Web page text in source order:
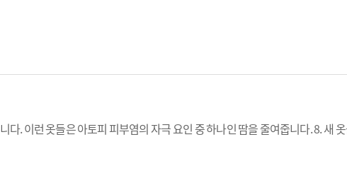
. 이런 옷들은 아토피 피부염의 자극 요인 중 하나인 땀을 줄여줍니다. 8. 새